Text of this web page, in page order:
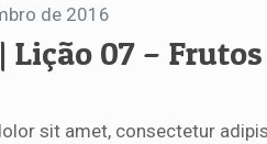
de 2016
Lição 07 –
sit amet, consectetur